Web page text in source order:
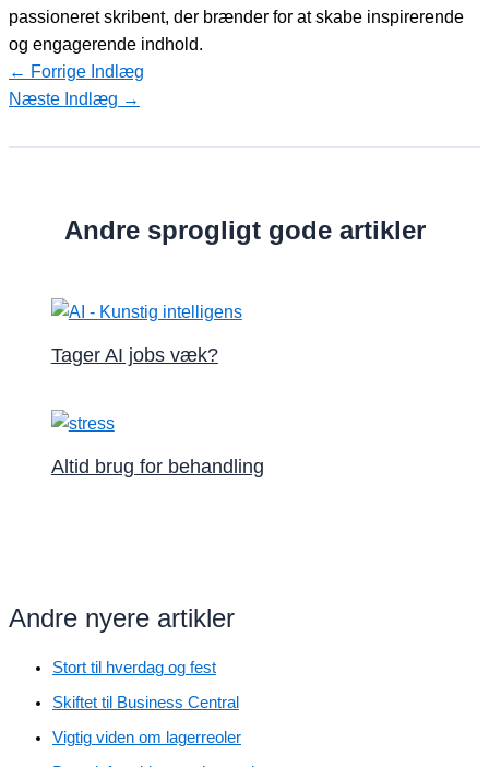
passioneret skribent, der brænder for at skabe inspirerende
og engagerende indhold.
← Forrige Indlæg
Næste Indlæg →
Andre sprogligt gode artikler
Tager AI jobs væk?
Altid brug for behandling
Andre nyere artikler
Stort til hverdag og fest
Skiftet til Business Central
Vigtig viden om lagerreoler